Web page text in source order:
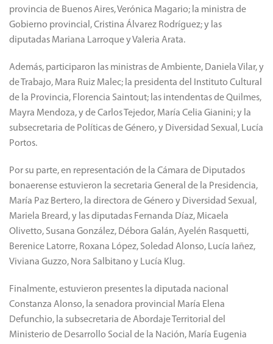
provincia de Buenos Aires, Verónica Magario; la ministra de
Gobierno provincial, Cristina Álvarez Rodríguez; y las
diputadas Mariana Larroque y Valeria Arata.
Además, participaron las ministras de Ambiente, Daniela Vilar, y
de Trabajo, Mara Ruiz Malec; la presidenta del Instituto Cultural
de la Provincia, Florencia Saintout; las intendentas de Quilmes,
Mayra Mendoza, y de Carlos Tejedor, María Celia Gianini; y la
subsecretaria de Políticas de Género, y Diversidad Sexual, Lucía
Portos.
Por su parte, en representación de la Cámara de Diputados
bonaerense estuvieron la secretaria General de la Presidencia,
María Paz Bertero, la directora de Género y Diversidad Sexual,
Mariela Breard, y las diputadas Fernanda Díaz, Micaela
Olivetto, Susana González, Débora Galán, Ayelén Rasquetti,
Berenice Latorre, Roxana López, Soledad Alonso, Lucía Iañez,
Viviana Guzzo, Nora Salbitano y Lucía Klug.
Finalmente, estuvieron presentes la diputada nacional
Constanza Alonso, la senadora provincial María Elena
Defunchio, la subsecretaria de Abordaje Territorial del
Ministerio de Desarrollo Social de la Nación, María Eugenia